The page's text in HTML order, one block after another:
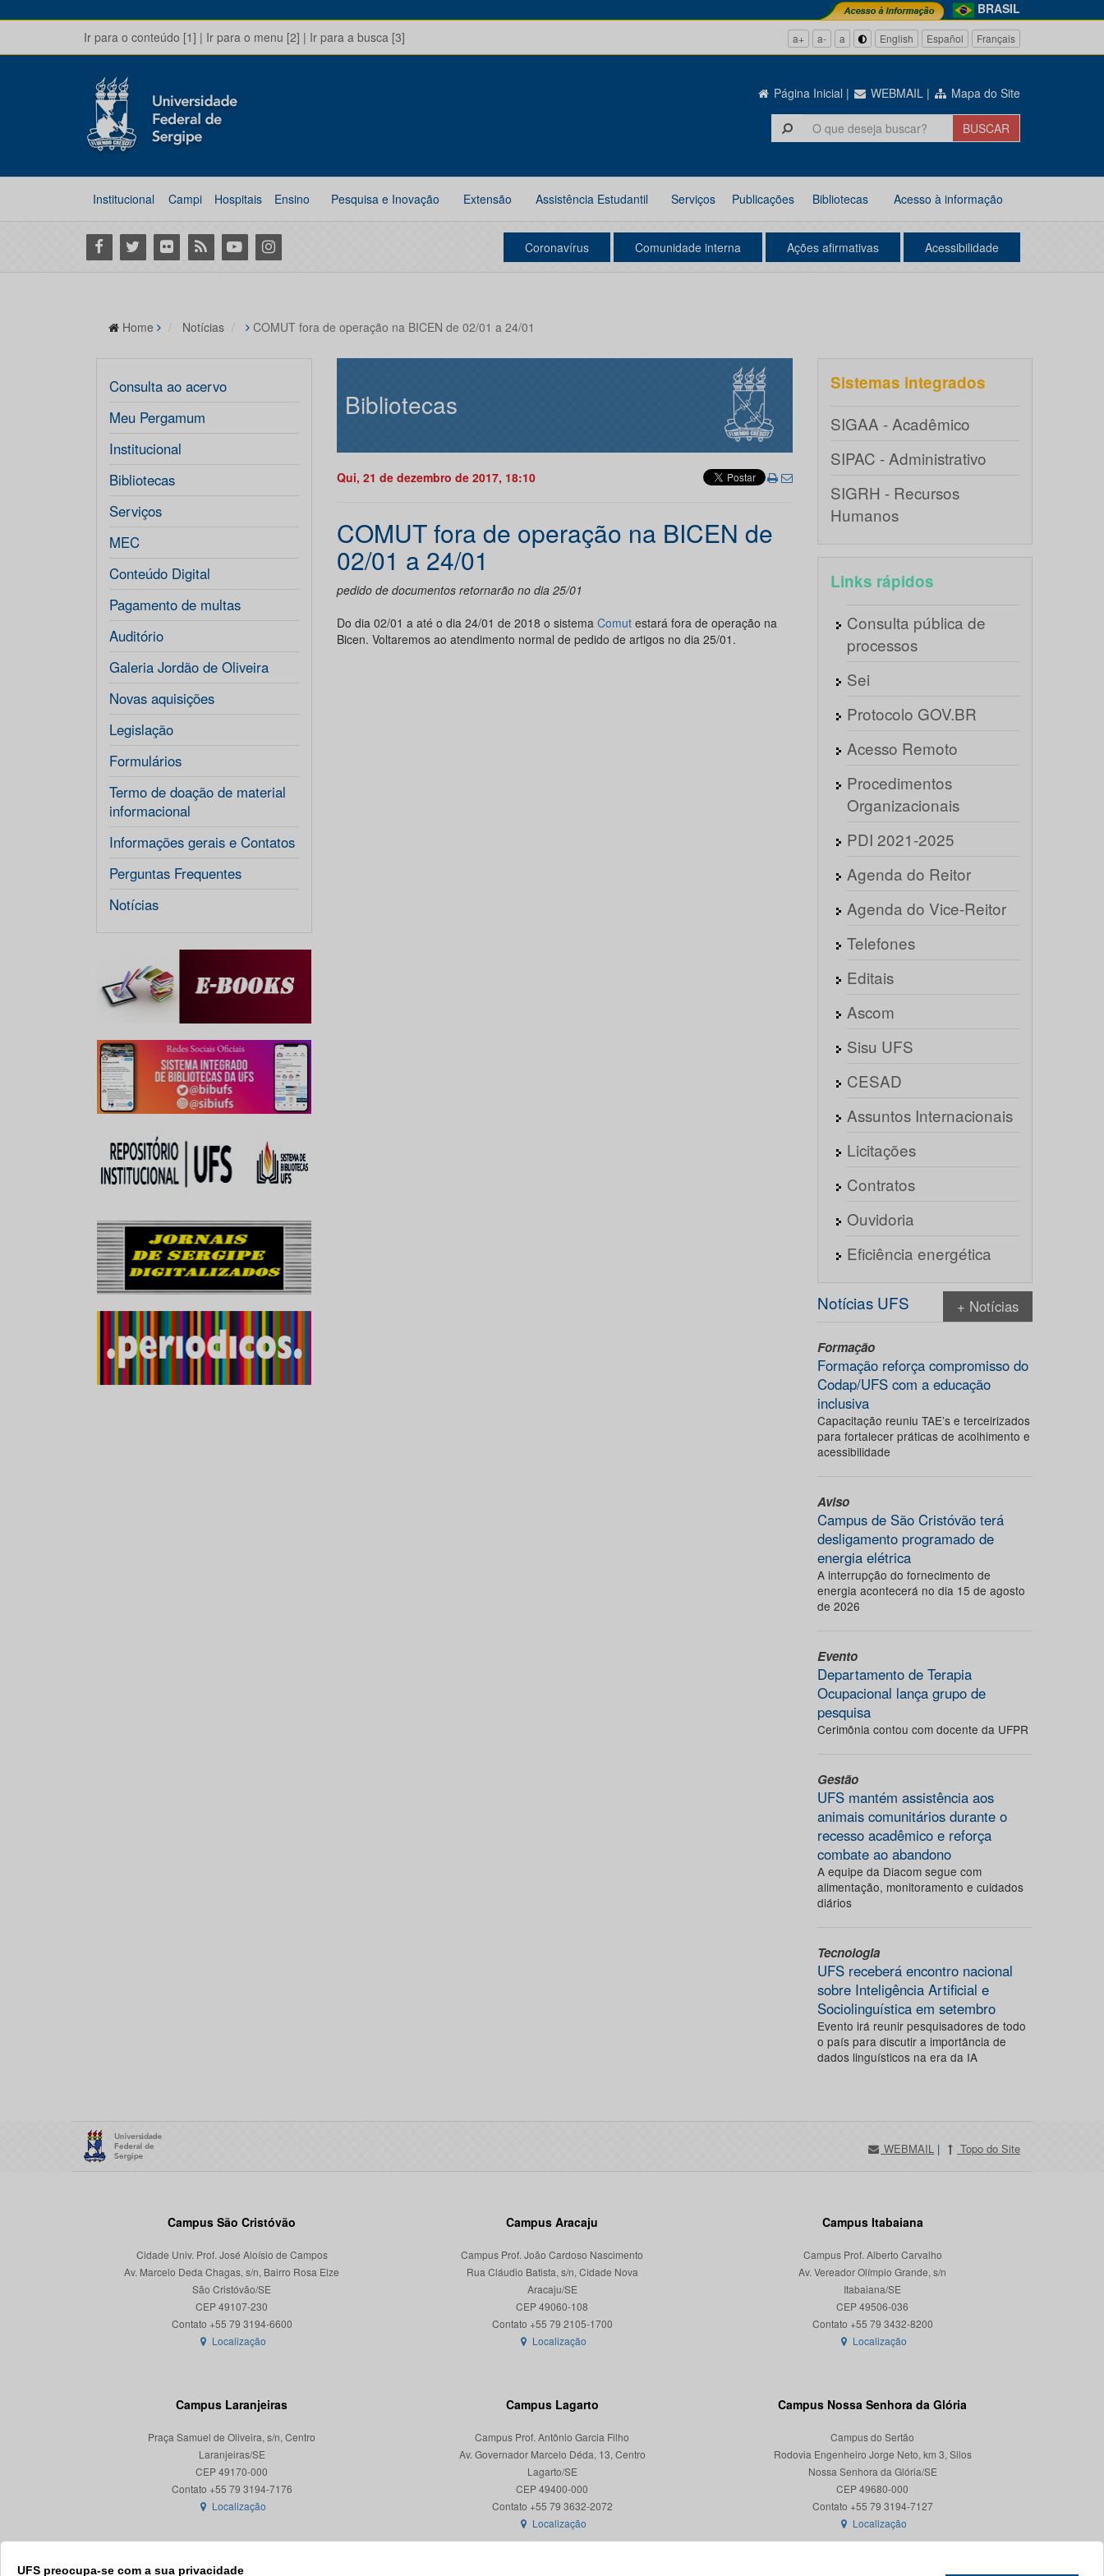
BRASIL
Ir para o conteúdo [1] | Ir para o menu [2] | Ir para a busca [3] a+ a- a English Español Français
Página Inicial | WEBMAIL | Mapa do Site
Institucional Campi Hospitais Ensino Pesquisa e Inovação Extensão Assistência Estudantil Serviços Publicações Bibliotecas Acesso à informação
Facebook
Twitter Flickr RSS YoutubeInstagram Coronavírus Comunidade interna Ações afirmativas Acessibilidade
UFS preocupa-se com a sua privacidade
Home Notícias COMUT fora de operação na BICEN de 02/01 a 24/01
Consulta ao acervo
Meu Pergamum
Institucional
Bibliotecas
Serviços
MEC
Conteúdo Digital
Pagamento de multas
Auditório
Galeria Jordão de Oliveira
Novas aquisições
Legislação
Formulários
Termo de doação de material
informacional
Informações gerais e Contatos
Perguntas Frequentes
Notícias
Bibliotecas
Qui, 21 de dezembro de 2017, 18:10
COMUT fora de operação na BICEN de
02/01 a 24/01
pedido de documentos retornarão no dia 25/01
Do dia 02/01 a até o dia 24/01 de 2018 o sistema Comutestará fora de operação na
Bicen. Voltaremos ao atendimento normal de pedido de artigos no dia 25/01.
Sistemas integrados
SIGAA - Acadêmico
SIPAC - Administrativo
SIGRH - Recursos
Humanos
Links rápidos
Consulta pública de
processos
Sei
Protocolo GOV.BR
Acesso Remoto
Procedimentos
Organizacionais
PDI 2021-2025
Agenda do Reitor
Agenda do Vice-Reitor
Telefones
Editais
Ascom
Sisu UFS
CESAD
Assuntos Internacionais
Licitações
Contratos
Ouvidoria
Eficiência energética
Notícias UFS + Notícias
Formação
Formação reforça compromisso do
Codap/UFS com a educação
inclusiva
Capacitação reuniu TAE’s e terceirizados
para fortalecer práticas de acolhimento e
acessibilidade
Aviso
Campus de São Cristóvão terá
desligamento programado de
energia elétrica
A interrupção do fornecimento de
energia acontecerá no dia 15 de agosto
de 2026
Evento
Departamento de Terapia
Ocupacional lança grupo de
pesquisa
Cerimônia contou com docente da UFPR
Gestão
UFS mantém assistência aos
animais comunitários durante o
recesso acadêmico e reforça
combate ao abandono
A equipe da Diacom segue com
alimentação, monitoramento e cuidados
diários
Tecnologia
UFS receberá encontro nacional
sobre Inteligência Artificial e
Sociolinguística em setembro
Evento irá reunir pesquisadores de todo
o país para discutir a importância de
dados linguísticos na era da IA
WEBMAIL | Topo do Site
Campus São Cristóvão
Cidade Univ. Prof. José Aloísio de Campos
Av. Marcelo Deda Chagas, s/n, Bairro Rosa Elze
São Cristóvão/SE
CEP 49107-230
Localização
Campus Aracaju
Campus Prof. João Cardoso Nascimento
Rua Cláudio Batista, s/n, Cidade Nova
Aracaju/SE
CEP 49060-108
Localização
Campus Itabaiana
Campus Prof. Alberto Carvalho
Av. Vereador Olímpio Grande, s/n
Itabaiana/SE
CEP 49506-036
Localização
Campus Laranjeiras
Praça Samuel de Oliveira, s/n, Centro
Laranjeiras/SE
CEP 49170-000
Localização
Campus Lagarto
Campus Prof. Antônio Garcia Filho
Av. Governador Marcelo Déda, 13, Centro
Lagarto/SE
CEP 49400-000
Localização
Campus Nossa Senhora da Glória
Campus do Sertão
Rodovia Engenheiro Jorge Neto, km 3, Silos
Nossa Senhora da Glória/SE
CEP 49680-000
Contato +55 79 3194-7127
Localização